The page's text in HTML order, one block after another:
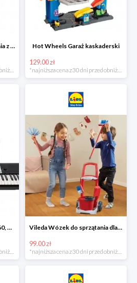
SMOBY Wózek do sprzątania z odkurzaczem Hot Wheels Garaż kaskaderski
129.00 zł
YAMAHA Keyboard YPT-260, 61 klawiszy
*najniższa cena z 30 dni przed obniżką
Vileda Wózek do sprzątania dla dzieci
99.00 zł
*najniższa cena z 30 dni przed obniżką